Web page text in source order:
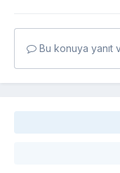
Bu konuya yanıt